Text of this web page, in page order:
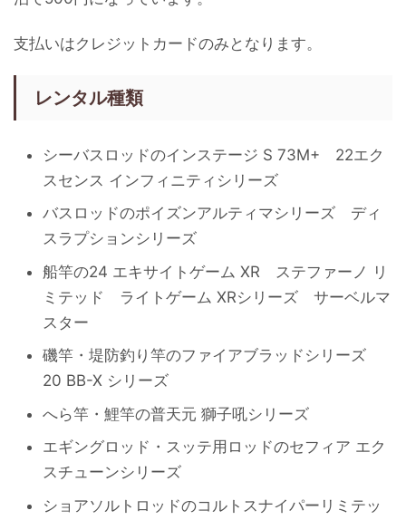
支払いはクレジットカードのみとなります。
レンタル種類
シーバスロッドのインステージ S 73M+ 22エク
スセンス インフィニティシリーズ
バスロッドのポイズンアルティマシリーズ ディ
スラプションシリーズ
船竿の24 エキサイトゲーム XR ステファーノ リ
ミテッド ライトゲーム XRシリーズ サーベルマ
スター
磯竿・堤防釣り竿のファイアブラッドシリーズ
20 BB-X シリーズ
へら竿・鯉竿の普天元 獅子吼シリーズ
エギングロッド・スッテ用ロッドのセフィア エク
スチューンシリーズ
ショアソルトロッドのコルトスナイパーリミテッ